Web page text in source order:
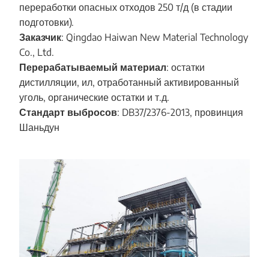
переработки опасных отходов 250 т/д (в стадии
подготовки).
Заказчик: Qingdao Haiwan New Material Technology
Co., Ltd.
Перерабатываемый материал: остатки
дистилляции, ил, отработанный активированный
уголь, органические остатки и т.д.
Стандарт выбросов: DB37/2376-2013, провинция
Шаньдун